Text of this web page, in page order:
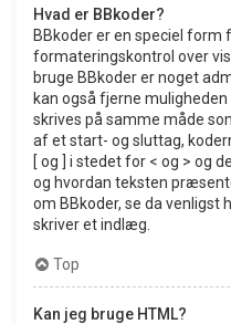
Hvad er BBkoder?
BBkoder er en speciel form
formateringskontrol over
bruge BBkoder er noget
kan også fjerne
skrives på samme måde
af et start- og sluttag,
[ og ] i stedet for < og > og
og hvordan teksten
om BBkoder, se da venligst
skriver et indlæg.
Top
Kan jeg bruge HTML?